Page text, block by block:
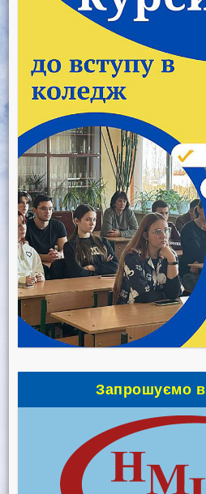
Запрошуємо